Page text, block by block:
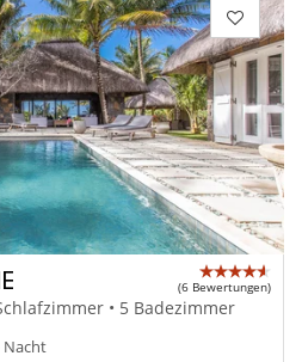
(6 Bewertungen)
• 5 Badezimmer
Nacht